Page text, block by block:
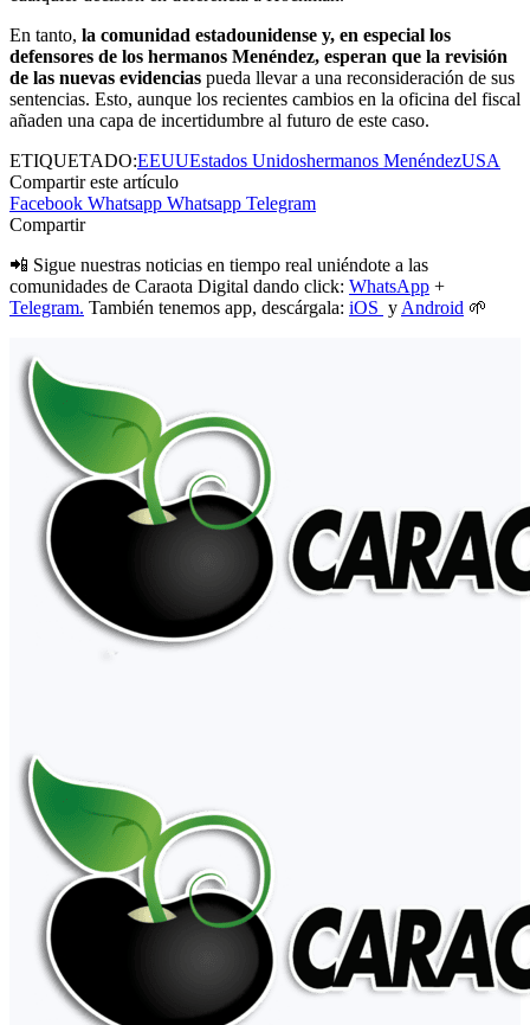
En tanto, la comunidad estadounidense y, en especial los
defensores de los hermanos Menéndez, esperan que la revisión
de las nuevas evidencias pueda llevar a una reconsideración de sus
sentencias. Esto, aunque los recientes cambios en la oficina del fiscal
añaden una capa de incertidumbre al futuro de este caso.
ETIQUETADO:EEUUEstados Unidoshermanos MenéndezUSA
Compartir este artículo
Facebook Whatsapp Whatsapp Telegram
Compartir
📲 Sigue nuestras noticias en tiempo real uniéndote a las
comunidades de Caraota Digital dando click: WhatsApp +
Telegram. También tenemos app, descárgala: iOS y Android 🌱